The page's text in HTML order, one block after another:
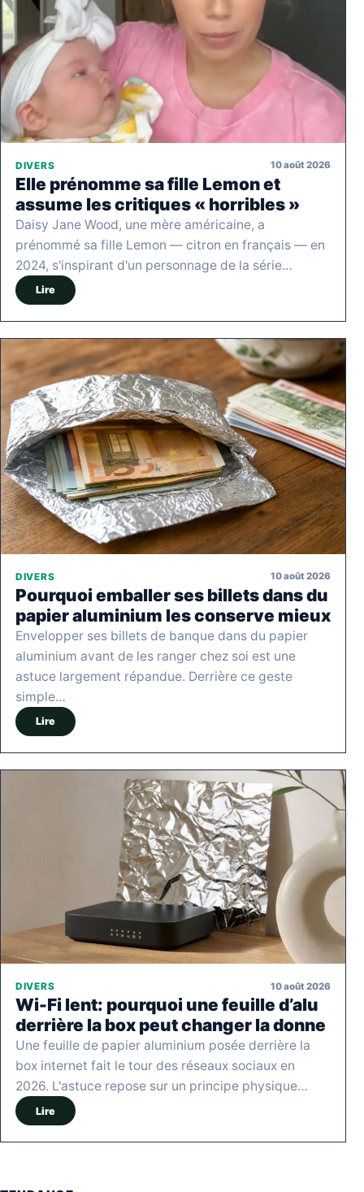
DIVERS 10 août 2026
Elle prénomme sa fille Lemon et
assume les critiques « horribles »
Daisy Jane Wood, une mère américaine, a
prénommé sa fille Lemon — citron en français — en
2024, s'inspirant d'un personnage de la série…
Lire
DIVERS 10 août 2026
Pourquoi emballer ses billets dans du
papier aluminium les conserve mieux
Envelopper ses billets de banque dans du papier
aluminium avant de les ranger chez soi est une
astuce largement répandue. Derrière ce geste
simple…
Lire
DIVERS 10 août 2026
Wi-Fi lent: pourquoi une feuille d’alu
derrière la box peut changer la donne
Une feuille de papier aluminium posée derrière la
box internet fait le tour des réseaux sociaux en
2026. L'astuce repose sur un principe physique…
Lire